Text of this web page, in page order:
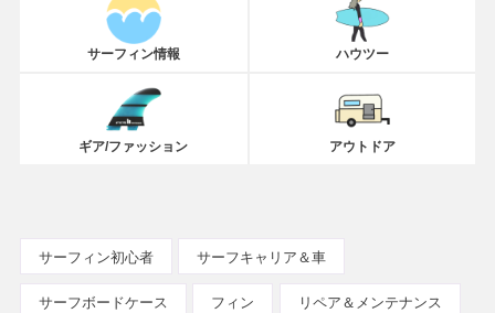
サーフィン情報 ハウツー
ギア/ファッション アウトドア
サーフィン初心者 サーフキャリア＆車
サーフボードケース フィン リペア＆メンテナンス